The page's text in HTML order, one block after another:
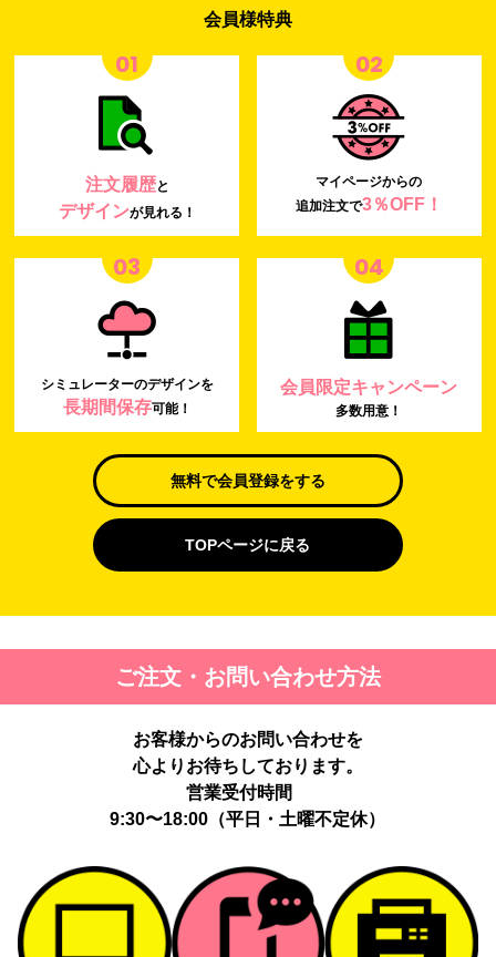
会員様特典
01
注文履歴と
デザインが見れる！
02
マイページからの
追加注文で3％OFF！
03
シミュレーターのデザインを
長期間保存可能！
04
会員限定キャンペーン
多数用意！
無料で会員登録をする
TOPページに戻る
ご注文・お問い合わせ方法
お客様からのお問い合わせを
心よりお待ちしております。
営業受付時間
9:30〜18:00（平日・土曜不定休）